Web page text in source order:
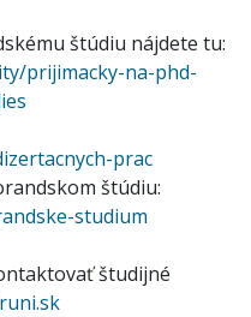
štúdiu nájdete tu:
prijimacky-na-phd-
prac
štúdiu:
studium
študijné